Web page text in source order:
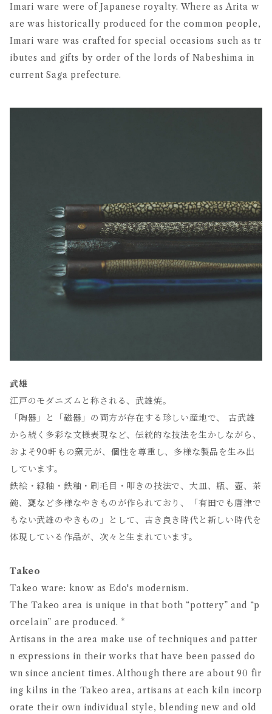
Imari ware were of Japanese royalty. Where as Arita w
are was historically produced for the common people,
Imari ware was crafted for special occasions such as tr
ibutes and gifts by order of the lords of Nabeshima in
current Saga prefecture.
武雄
江戸のモダニズムと称される、武雄焼。
「陶器」と「磁器」の両方が存在する珍しい産地で、 古武雄
から続く多彩な文様表現など、伝統的な技法を生かしながら、
およそ90軒もの窯元が、個性を尊重し、多様な製品を生み出
しています。
鉄絵・緑釉・鉄釉・刷毛目・叩きの技法で、大皿、瓶、壺、茶
碗、甕など多様なやきものが作られており、「有田でも唐津で
もない武雄のやきもの」として、古き良き時代と新しい時代を
体現している作品が、次々と生まれています。
Takeo
Takeo ware: know as Edo's modernism.
The Takeo area is unique in that both “pottery” and “p
orcelain” are produced. *
Artisans in the area make use of techniques and patter
n expressions in their works that have been passed do
wn since ancient times. Although there are about 90 fir
ing kilns in the Takeo area, artisans at each kiln incorp
orate their own individual style, blending new and old